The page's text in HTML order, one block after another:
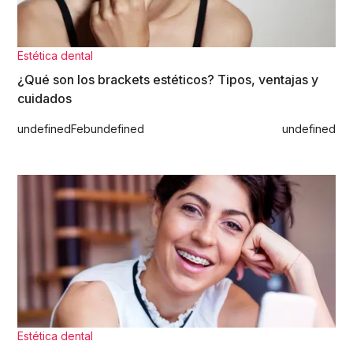
Estética dental
¿Qué son los brackets estéticos? Tipos, ventajas y
cuidados
undefinedFebundefined undefined
Estética dental